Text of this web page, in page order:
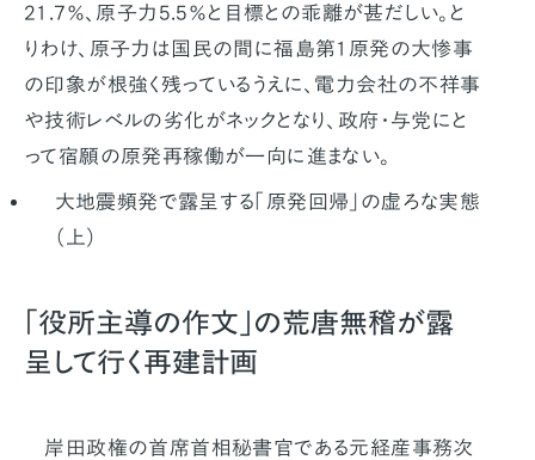
21.7％、原子力5.5％と目標との乖離が甚だしい。と
りわけ、原子力は国民の間に福島第1原発の大惨事
の印象が根強く残っているうえに、電力会社の不祥事
や技術レベルの劣化がネックとなり、政府・与党にと
って宿願の原発再稼働が一向に進まない。
大地震頻発で露呈する「原発回帰」の虚ろな実態
（上）
「役所主導の作文」の荒唐無稽が露
呈して行く再建計画
岸田政権の首席首相秘書官である元経産事務次